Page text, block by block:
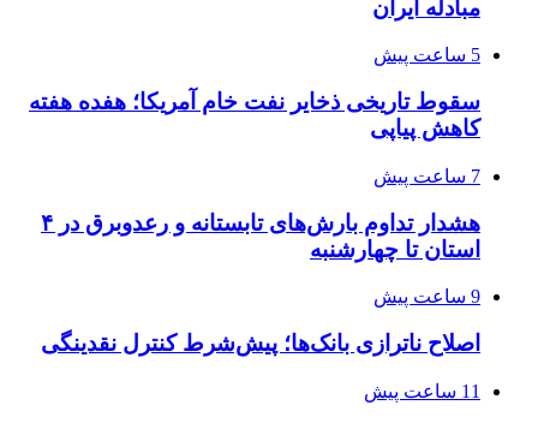
مبادله ایران
5 ساعت پیش
سقوط تاریخی ذخایر نفت خام آمریکا؛ هفده هفته
کاهش پیاپی
7 ساعت پیش
هشدار تداوم بارش‌های تابستانه و رعدوبرق در ۴
استان تا چهارشنبه
9 ساعت پیش
اصلاح ناترازی بانک‌ها؛ پیش‌شرط کنترل نقدینگی
11 ساعت پیش